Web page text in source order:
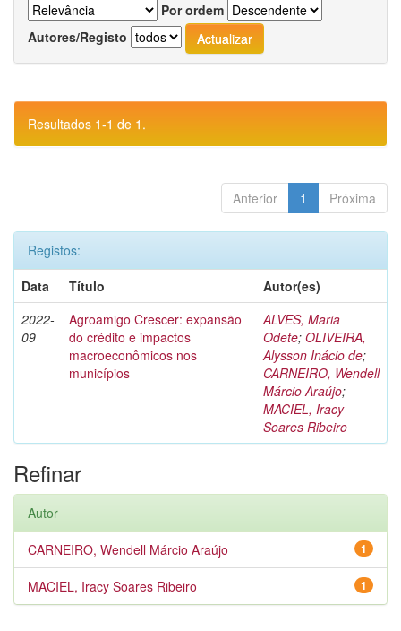
Por ordem
Autores/Registo
Resultados 1-1 de 1.
Anterior 1 Próxima
Registos:
Data
Título
Autor(es)
2022-
09
Agroamigo Crescer: expansão
do crédito e impactos
macroeconômicos nos
municípios
ALVES, Maria
Odete; OLIVEIRA,
Alysson Inácio de;
CARNEIRO, Wendell
Márcio Araújo;
MACIEL, Iracy
Soares Ribeiro
Refinar
Autor
1
CARNEIRO, Wendell Márcio Araújo
1
MACIEL, Iracy Soares Ribeiro